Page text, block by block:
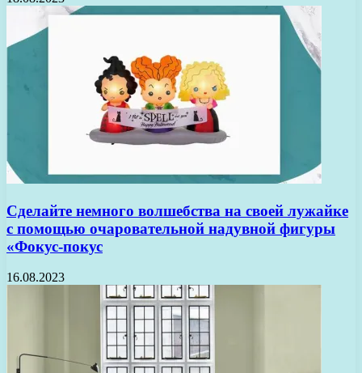
Сделайте немного волшебства на своей лужайке
с помощью очаровательной надувной фигуры
«Фокус-покус
16.08.2023